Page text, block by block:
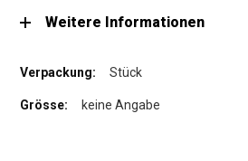
Weitere Informationen
Stück
keine Angabe